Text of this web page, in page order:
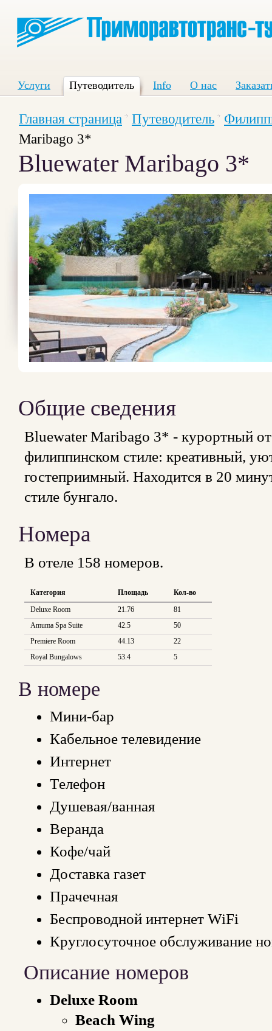
Услуги Путеводитель Info О нас
Главная страница Путеводитель
Maribago 3*
Bluewater Maribago 3*
Общие сведения
Bluewater Maribago 3* - курортный
филиппинском стиле: креативный,
гостеприимный. Находится в 20
стиле бунгало.
Номера
В отеле 158 номеров.
Категория Площадь
Кол-во
Deluxe Room
21.76
81
Amuma Spa Suite
42.5
50
Premiere Room
44.13
22
Royal Bungalows
53.4 5
В номере
Мини-бар
Кабельное телевидение
Интернет
Tелефон
Душевая/ванная
Веранда
Кофе/чай
Доставка газет
Прачечная
Беспроводной интернет WiFi
Круглосуточное обслуживание
Описание номеров
Deluxe Room
Beach Wing